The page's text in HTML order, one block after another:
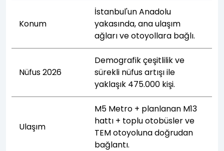
Konum
İstanbul'un Anadolu
yakasında, ana ulaşım
ağları ve otoyollara bağlı.
Nüfus 2026
Demografik çeşitlilik ve
sürekli nüfus artışı ile
yaklaşık 475.000 kişi.
Ulaşım
M5 Metro + planlanan M13
hattı + toplu otobüsler ve
TEM otoyoluna doğrudan
bağlantı.